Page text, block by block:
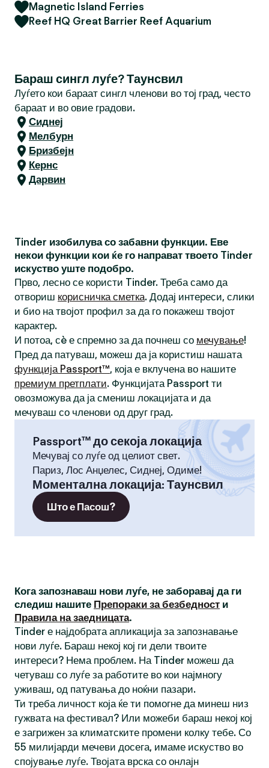
Magnetic Island Ferries
Reef HQ Great Barrier Reef Aquarium
Бараш сингл луѓе? Таунсвил
Луѓето кои бараат сингл членови во тој град, често
бараат и во овие градови.
Сиднеј
Мелбурн
Бризбејн
Кернс
Дарвин
Tinder изобилува со забавни функции. Еве
некои функции кои ќе го направат твоето Tinder
искуство уште подобро.
Прво, лесно се користи Tinder. Треба само да
отвориш корисничка сметка. Додај интереси, слики
и био на твојот профил за да го покажеш твојот
карактер.
И потоа, сè е спремно за да почнеш со мечување!
Пред да патуваш, можеш да ја користиш нашата
функција Passport™, која е вклучена во нашите
премиум претплати. Функцијата Passport ти
овозможува да ја смениш локацијата и да
мечуваш со членови од друг град.
Passport™ до секоја локација
Мечувај со луѓе од целиот свет.
Париз, Лос Анџелес, Сиднеј, Одиме!
Моментална локација: Таунсвил
Што е Пасош?
Кога запознаваш нови луѓе, не заборавај да ги
следиш нашите Препораки за безбедност и
Правила на заедницата.
Tinder е најдобрата апликација за запознавање
нови луѓе. Бараш некој кој ги дели твоите
интереси? Нема проблем. На Tinder можеш да
четуваш со луѓе за работите во кои најмногу
уживаш, од патувања до ноќни пазари.
Ти треба личност која ќе ти помогне да минеш низ
гужвата на фестивал? Или можеби бараш некој кој
е загрижен за климатските промени колку тебе. Со
55 милијарди мечеви досега, имаме искуство во
спојување луѓе. Твојата врска со онлајн